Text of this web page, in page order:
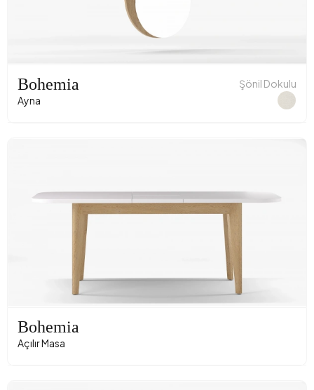
Bohemia
Ayna
Şönil Dokulu
Bohemia
Açılır Masa